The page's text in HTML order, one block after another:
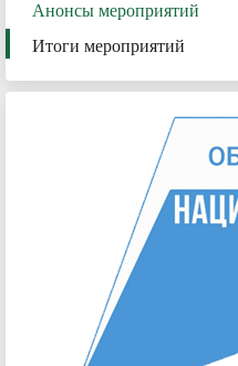
Анонсы мероприятий
Итоги мероприятий